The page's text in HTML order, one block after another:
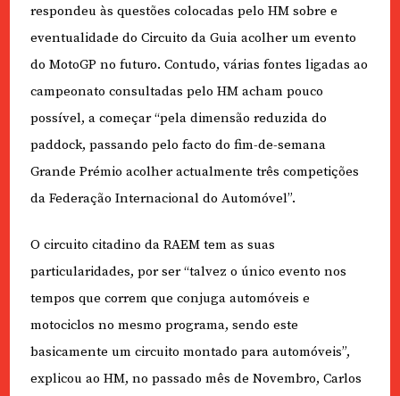
respondeu às questões colocadas pelo HM sobre e
eventualidade do Circuito da Guia acolher um evento
do MotoGP no futuro. Contudo, várias fontes ligadas ao
campeonato consultadas pelo HM acham pouco
possível, a começar “pela dimensão reduzida do
paddock, passando pelo facto do fim-de-semana
Grande Prémio acolher actualmente três competições
da Federação Internacional do Automóvel”.
O circuito citadino da RAEM tem as suas
particularidades, por ser “talvez o único evento nos
tempos que correm que conjuga automóveis e
motociclos no mesmo programa, sendo este
basicamente um circuito montado para automóveis”,
explicou ao HM, no passado mês de Novembro, Carlos